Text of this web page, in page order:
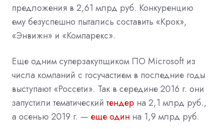
предложения в 2,61 млрд руб. Конкуренцию
ему безуспешно пытались составить «Крок»,
«Энвижн» и «Компарекс».
Еще одним суперзакупщиком ПО Microsoft из
числа компаний с госучастием в последние годы
выступают «Россети». Так в середине 2016 г. они
запустили тематический тендер на 2,1 млрд руб.,
а осенью 2019 г. — еще один на 1,9 млрд руб.